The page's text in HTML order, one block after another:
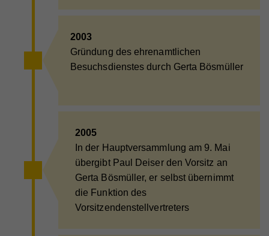
2003
Gründung des ehrenamtlichen
Besuchsdienstes durch Gerta Bösmüller
2005
In der Hauptversammlung am 9. Mai
übergibt Paul Deiser den Vorsitz an
Gerta Bösmüller, er selbst übernimmt
die Funktion des
Vorsitzendenstellvertreters